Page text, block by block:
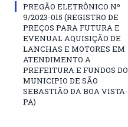
PREGÃO ELETRÔNICO Nº
9/2023-015 (REGISTRO DE
PREÇOS PARA FUTURA E
EVENUAL AQUISIÇÃO DE
LANCHAS E MOTORES EM
ATENDIMENTO A
PREFEITURA E FUNDOS DO
MUNICIPIO DE SÃO
SEBASTIÃO DA BOA VISTA-
PA)